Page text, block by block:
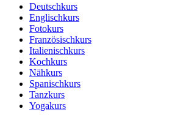
Deutschkurs
Englischkurs
Fotokurs
Französischkurs
Italienischkurs
Kochkurs
Nähkurs
Spanischkurs
Tanzkurs
Yogakurs